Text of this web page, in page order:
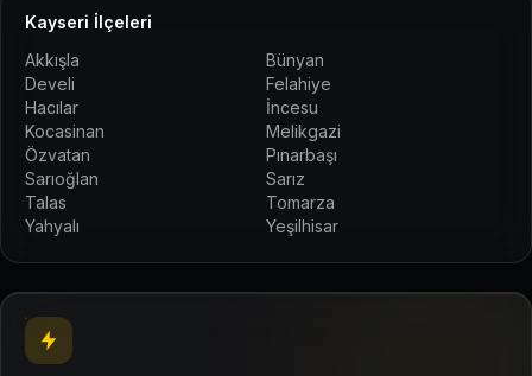
Kayseri İlçeleri
Akkışla
Bünyan
Develi
Felahiye
Hacılar
İncesu
Kocasinan
Melikgazi
Özvatan
Pınarbaşı
Sarıoğlan
Sarız
Talas
Tomarza
Yahyalı
Yeşilhisar